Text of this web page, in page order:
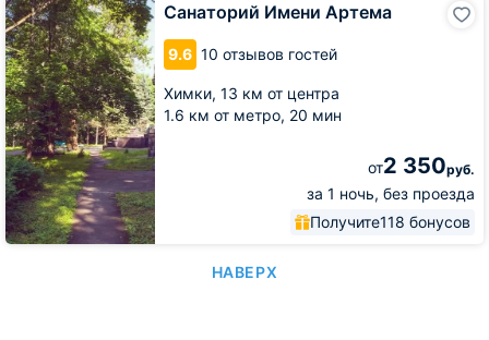
Санаторий Имени Артема
9.6 10 отзывов гостей
Химки, 13 км от центра
1.6 км от метро, 20 мин
от2 350руб.
за 1 ночь, без проезда
Получите118 бонусов
Имени
Артема
НАВЕРХ